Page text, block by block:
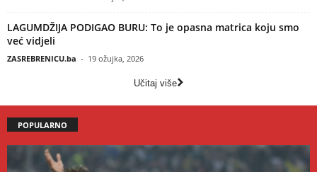
LAGUMDŽIJA PODIGAO BURU: To je opasna matrica koju smo
već vidjeli
ZASREBRENICU.ba - 19 ožujka, 2026
Učitaj više
POPULARNO